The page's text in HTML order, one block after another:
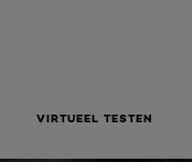
VIRTUEEL TESTEN